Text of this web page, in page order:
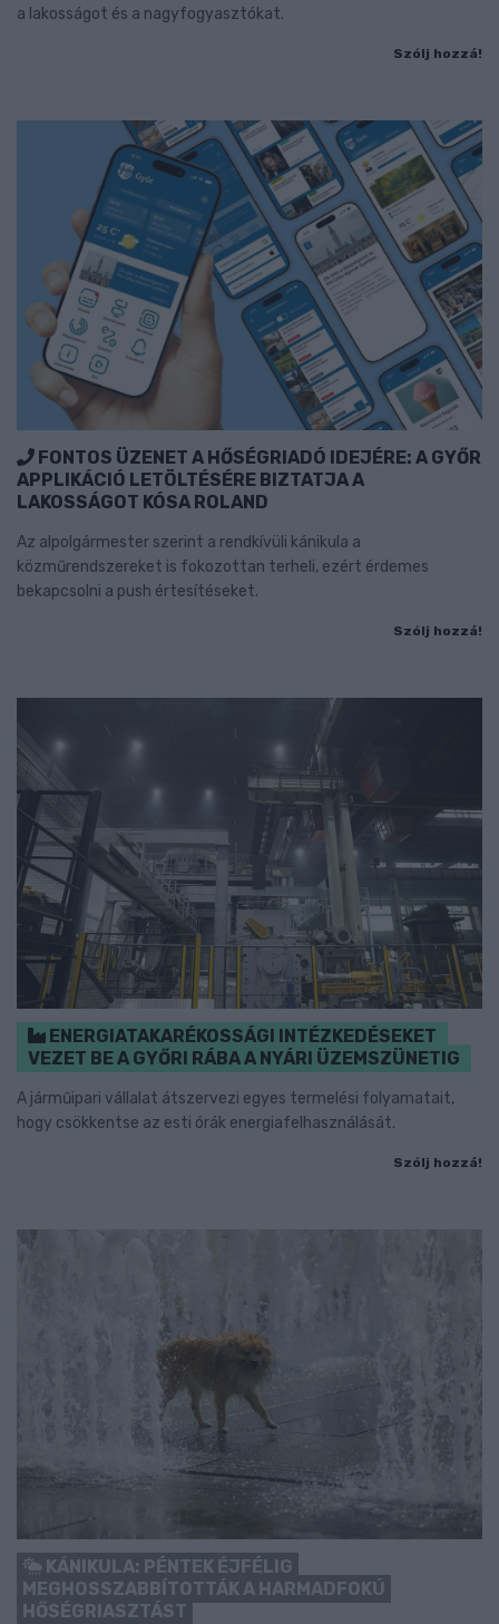
a lakosságot és a nagyfogyasztókat.
Szólj hozzá!
FONTOS ÜZENET A HŐSÉGRIADÓ IDEJÉRE: A GYŐR
APPLIKÁCIÓ LETÖLTÉSÉRE BIZTATJA A
LAKOSSÁGOT KÓSA ROLAND
Az alpolgármester szerint a rendkívüli kánikula a
közműrendszereket is fokozottan terheli, ezért érdemes
bekapcsolni a push értesítéseket.
Szólj hozzá!
ENERGIATAKARÉKOSSÁGI INTÉZKEDÉSEKET
VEZET BE A GYŐRI RÁBA A NYÁRI ÜZEMSZÜNETIG
A járműipari vállalat átszervezi egyes termelési folyamatait,
hogy csökkentse az esti órák energiafelhasználását.
Szólj hozzá!
KÁNIKULA: PÉNTEK ÉJFÉLIG
MEGHOSSZABBÍTOTTÁK A HARMADFOKÚ
HŐSÉGRIASZTÁST